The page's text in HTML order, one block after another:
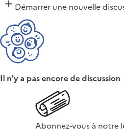
Démarrer une nouvelle
Il n'y a pas encore de discussion
Abonnez-vous à